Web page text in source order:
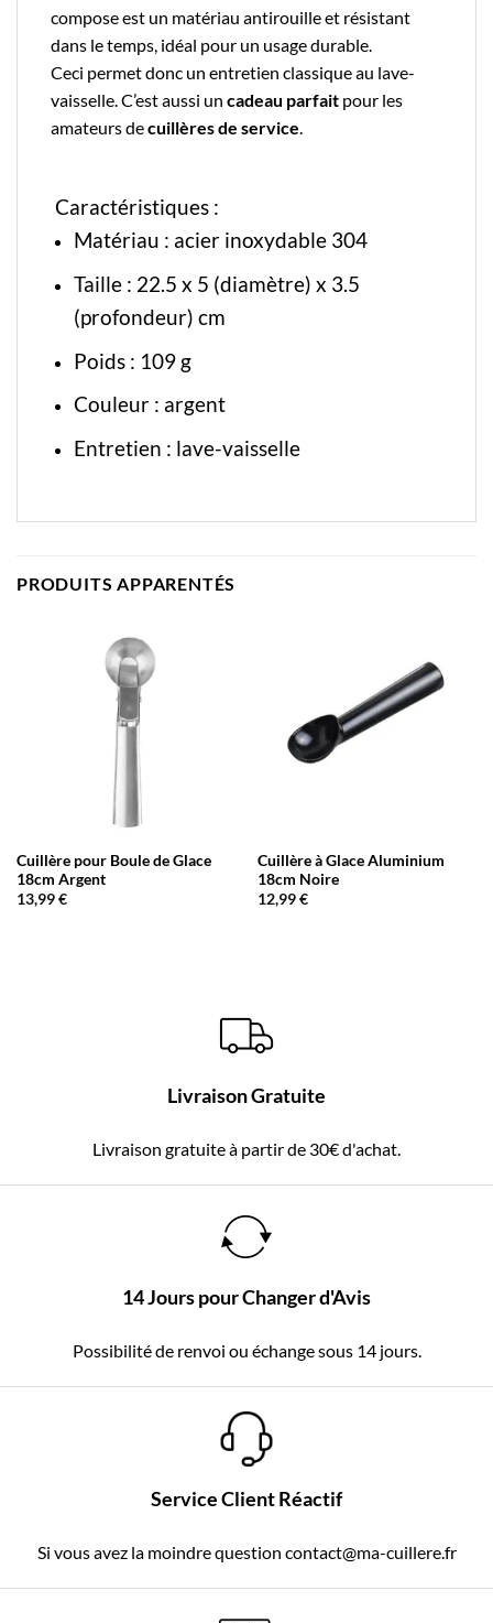
compose est un matériau antirouille et résistant
dans le temps, idéal pour un usage durable.
Ceci permet donc un entretien classique au lave-
vaisselle. C’est aussi un cadeau parfait pour les
amateurs decuillères de service
Caractéristiques :
Matériau : acier inoxydable 304
Taille : 22.5 x 5 (diamètre) x 3.5
(profondeur) cm
Poids : 109 g
Couleur : argent
Entretien : lave-vaisselle
PRODUITS APPARENTÉS
Cuillère pour Boule de Glace
18cm Argent
13,99€
Cuillère à Glace Aluminium
18cm Noire
12,99€
Livraison Gratuite
Livraison gratuite à partir de 30€ d'achat.
14 Jours pour Changer d'Avis
Possibilité de renvoi ou échange sous 14 jours.
Service Client Réactif
Si vous avez la moindre question contact@ma-cuillere.fr